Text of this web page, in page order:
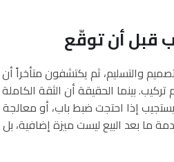
قبل أن توقّع
والتسليم، ثم يكتشفون متأخراً أن
بينما الحقيقة أن الثقة الكاملة
إذا احتجت ضبط باب، أو معالجة
ما بعد البيع ليست ميزة إضافية، بل